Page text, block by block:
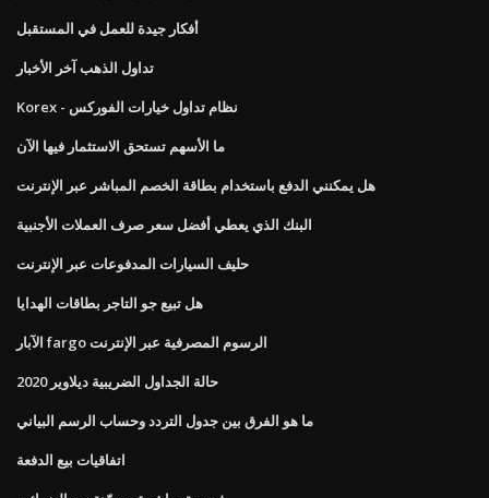
أفكار جيدة للعمل في المستقبل
تداول الذهب آخر الأخبار
Korex - نظام تداول خيارات الفوركس
ما الأسهم تستحق الاستثمار فيها الآن
هل يمكنني الدفع باستخدام بطاقة الخصم المباشر عبر الإنترنت
البنك الذي يعطي أفضل سعر صرف العملات الأجنبية
حليف السيارات المدفوعات عبر الإنترنت
هل تبيع جو التاجر بطاقات الهدايا
الآبار fargo الرسوم المصرفية عبر الإنترنت
حالة الجداول الضريبية ديلاوير 2020
ما هو الفرق بين جدول التردد وحساب الرسم البياني
اتفاقيات بيع الدفعة